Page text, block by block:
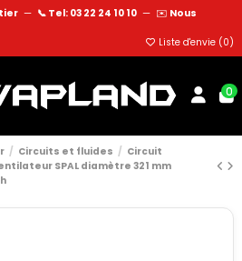
— 📞 Tel: 03 22 24 10 10 — ✉️ Nous
Liste d'envie (0)
0
Circuits et fluides
Circuit
SPAL diamètre 321 mm